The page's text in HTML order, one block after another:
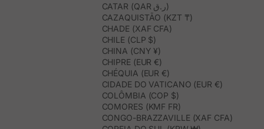
CATAR (QAR ر.ق)
CAZAQUISTÃO (KZT ₸)
CHADE (XAF CFA)
CHILE (CLP $)
CHINA (CNY ¥)
CHIPRE (EUR €)
CHÉQUIA (EUR €)
CIDADE DO VATICANO (EUR €)
COLÔMBIA (COP $)
COMORES (KMF FR)
CONGO-BRAZZAVILLE (XAF CFA)